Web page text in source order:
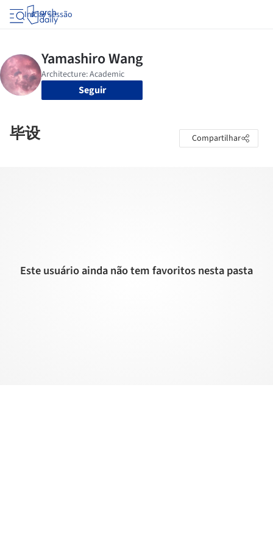
Iniciar sessão
Seguir
毕设 Compartilhar
Este usuário ainda não tem favoritos nesta pasta